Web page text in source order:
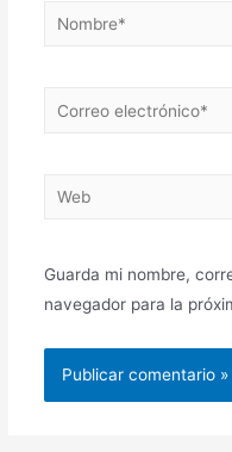
Guarda mi nombre,
navegador para la